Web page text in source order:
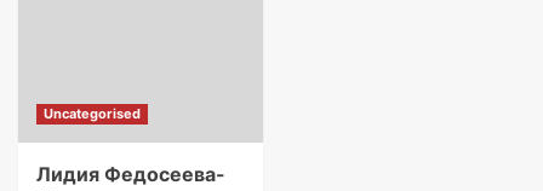
Uncategorised
Лидия Федосеева-